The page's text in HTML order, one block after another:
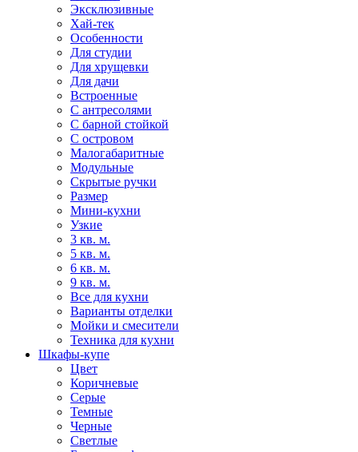
Эксклюзивные
Хай-тек
Особенности
Для студии
Для хрущевки
Для дачи
Встроенные
С антресолями
С барной стойкой
С островом
Малогабаритные
Модульные
Скрытые ручки
Размер
Мини-кухни
Узкие
3 кв. м.
5 кв. м.
6 кв. м.
9 кв. м.
Все для кухни
Варианты отделки
Мойки и смесители
Техника для кухни
Шкафы-купе
Цвет
Коричневые
Серые
Темные
Черные
Светлые